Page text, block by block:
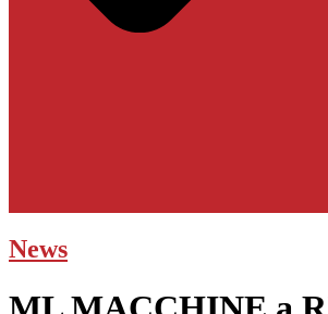
News